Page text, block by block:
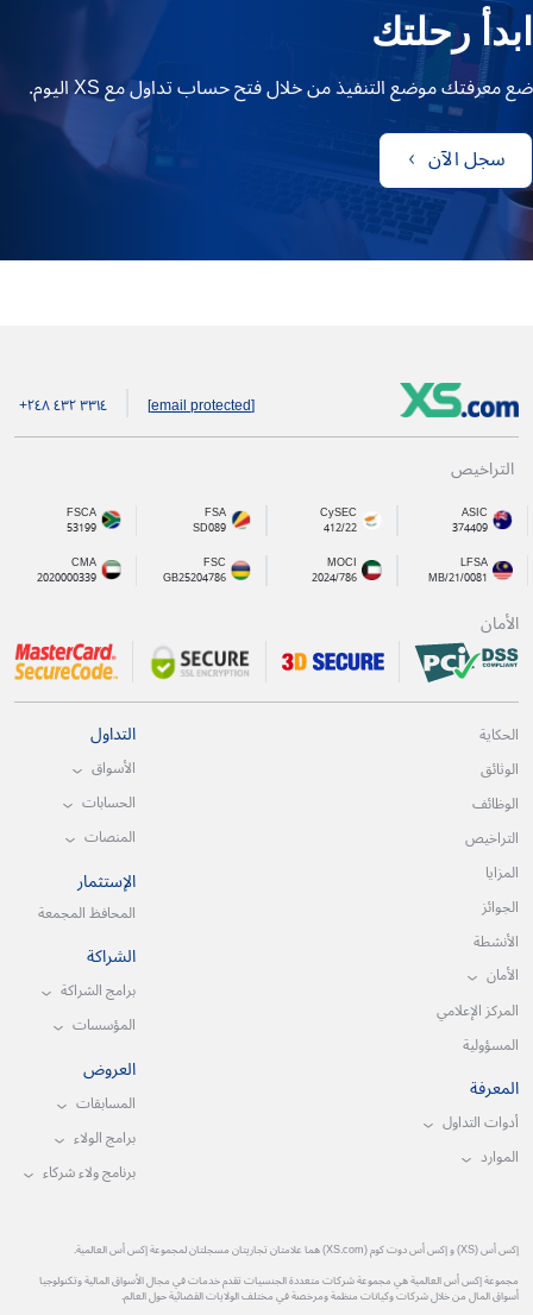
ابدأ رحلتك
ضع معرفتك موضع التنفيذ من خلال فتح حساب تداول مع XS اليوم.
سجل الآن
[email protected] +۲٤۸ ٤۳۲ ۳۳۱٤
التراخيص
ASIC
374409
CySEC
412/22
FSA
SD089
FSCA
53199
LFSA
MB/21/0081
MOCI
2024/786
FSC
GB25204786
CMA
2020000339
الأمان
الحكاية
الوثائق
الوظائف
التراخيص
المزايا
الجوائز
الأنشطة
الأمان
المركز الإعلامي
المسؤولية
المعرفة
أدوات التداول
الموارد
التداول
الأسواق
الحسابات
المنصات
الإستثمار
المحافظ المجمعة
الشراكة
برامج الشراكة
المؤسسات
العروض
المسابقات
برامج الولاء
برنامج ولاء شركاء
إكس أس (XS) و إكس أس دوت كوم (XS.com) هما علامتان تجاريتان مسجلتان لمجموعة إكس أس العالمية.
مجموعة إكس أس العالمية هي مجموعة شركات متعددة الجنسيات تقدم خدمات في مجال الأسواق المالية وتكنولوجيا
أسواق المال من خلال شركات وكيانات منظمة ومرخصة في مختلف الولايات القضائية حول العالم.